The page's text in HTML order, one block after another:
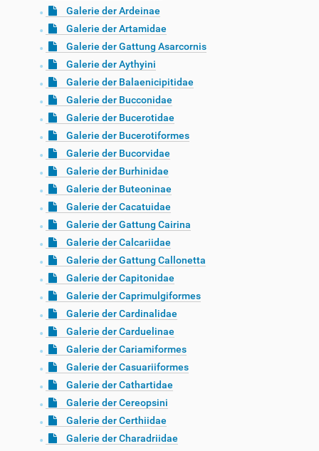
Galerie der Ardeinae
Galerie der Artamidae
Galerie der Gattung Asarcornis
Galerie der Aythyini
Galerie der Balaenicipitidae
Galerie der Bucconidae
Galerie der Bucerotidae
Galerie der Bucerotiformes
Galerie der Bucorvidae
Galerie der Burhinidae
Galerie der Buteoninae
Galerie der Cacatuidae
Galerie der Gattung Cairina
Galerie der Calcariidae
Galerie der Gattung Callonetta
Galerie der Capitonidae
Galerie der Caprimulgiformes
Galerie der Cardinalidae
Galerie der Carduelinae
Galerie der Cariamiformes
Galerie der Casuariiformes
Galerie der Cathartidae
Galerie der Cereopsini
Galerie der Certhiidae
Galerie der Charadriidae